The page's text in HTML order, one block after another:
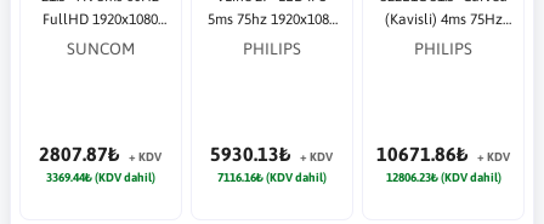
FullHD 1920x1080
HDMI VGA Siyah
SUNCOM
2807.87₺
+ KDV
3369.44₺ (KDV dahil)
5ms 75hz 1920x1080
FullHD VGA HDMI
PHILIPS
5930.13₺
+ KDV
7116.16₺ (KDV dahil)
(Kavisli) 4ms 75Hz
FullHD 1920x1080
PHILIPS
10671.86₺
+ KDV
12806.23₺ (KDV dahil)